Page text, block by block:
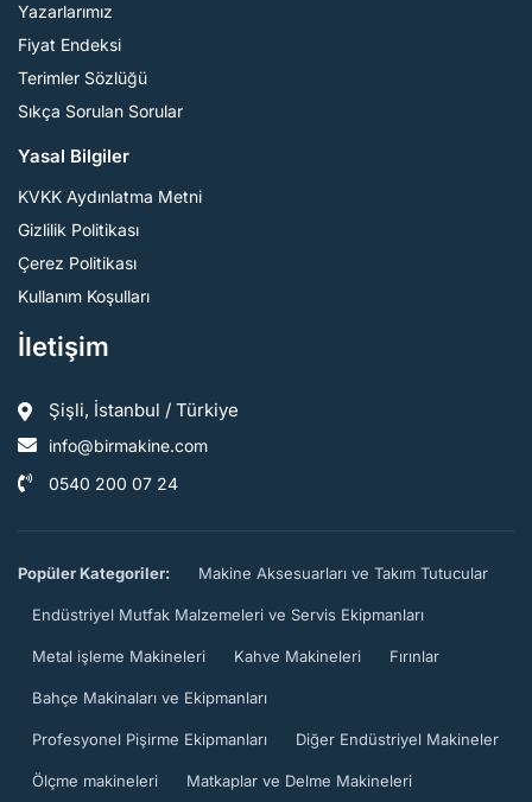
Yazarlarımız
Fiyat Endeksi
Terimler Sözlüğü
Sıkça Sorulan Sorular
Yasal Bilgiler
KVKK Aydınlatma Metni
Gizlilik Politikası
Çerez Politikası
Kullanım Koşulları
İletişim
Şişli, İstanbul / Türkiye
info@birmakine.com
0540 200 07 24
Popüler Kategoriler: Makine Aksesuarları ve Takım Tutucular
Endüstriyel Mutfak Malzemeleri ve Servis Ekipmanları
Metal işleme Makineleri Kahve Makineleri Fırınlar
Bahçe Makinaları ve Ekipmanları
Profesyonel Pişirme Ekipmanları Diğer Endüstriyel Makineler
Ölçme makineleri Matkaplar ve Delme Makineleri